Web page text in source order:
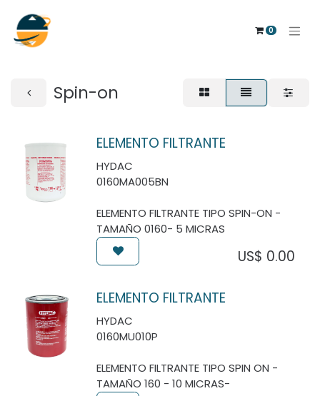
0
Spin-on
ELEMENTO FILTRANTE
HYDAC
0160MA005BN
ELEMENTO FILTRANTE TIPO SPIN-ON -
TAMAÑO 0160- 5 MICRAS
US$ 0.00
ELEMENTO FILTRANTE
HYDAC
0160MU010P
ELEMENTO FILTRANTE TIPO SPIN ON -
TAMAÑO 160 - 10 MICRAS-